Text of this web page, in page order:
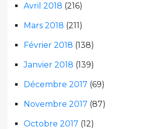
Avril 2018 (216)
Mars 2018 (211)
Février 2018 (138)
Janvier 2018 (139)
Décembre 2017 (69)
Novembre 2017 (87)
Octobre 2017 (12)